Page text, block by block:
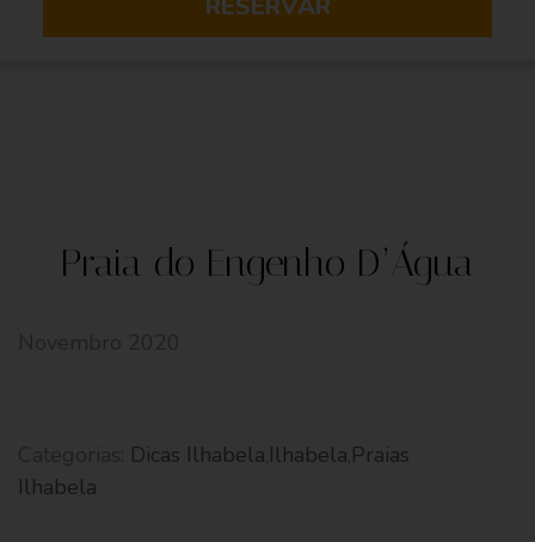
RESERVAR
Praia do Engenho D’Água
Dicas Ilhabela Ilhabela Praias
Ilhabela